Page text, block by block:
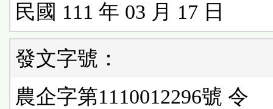
民國 111 年 03 月 17 日
發文字號：
農企字第1110012296號 令